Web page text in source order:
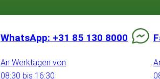
WhatsApp: +31 85 130 8000
An Werktagen von
08:30 bis 16:30